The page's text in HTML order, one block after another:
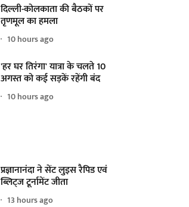
दिल्ली-कोलकाता की बैठकों पर
तृणमूल का हमला
10 hours ago
'हर घर तिरंगा' यात्रा के चलते 10
अगस्त को कई सड़कें रहेंगी बंद
10 hours ago
प्रज्ञानानंदा ने सेंट लुइस रैपिड एवं
ब्लिट्ज टूर्नामेंट जीता
13 hours ago